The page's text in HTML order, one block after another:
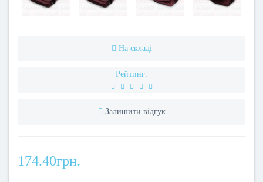
На складі
Рейтинг:
Залишити відгук
174.40грн.